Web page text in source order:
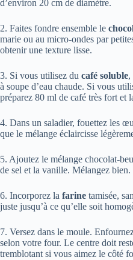
d’environ 20 cm de diamètre.
2. Faites fondre ensemble le
marie ou au micro-ondes par
obtenir une texture lisse.
3. Si vous utilisez du café soluble,
à soupe d’eau chaude. Si vous
préparez 80 ml de café très fort et
4. Dans un saladier, fouettez les
que le mélange éclaircisse
5. Ajoutez le mélange chocolat-
de sel et la vanille. Mélangez bien.
6. Incorporez la farine tamisée,
juste jusqu’à ce qu’elle soit
7. Versez dans le moule.
selon votre four. Le centre doit
tremblotant si vous aimez le côté